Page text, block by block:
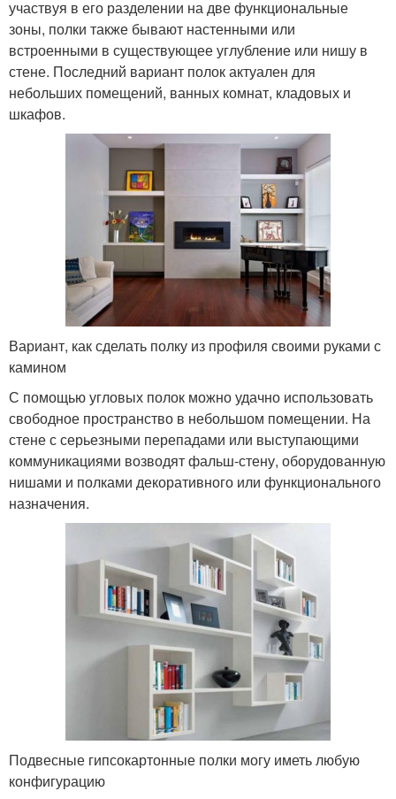
участвуя в его разделении на две функциональные
зоны, полки также бывают настенными или
встроенными в существующее углубление или нишу в
стене. Последний вариант полок актуален для
небольших помещений, ванных комнат, кладовых и
шкафов.
Вариант, как сделать полку из профиля своими руками с
камином
С помощью угловых полок можно удачно использовать
свободное пространство в небольшом помещении. На
стене с серьезными перепадами или выступающими
коммуникациями возводят фальш-стену, оборудованную
нишами и полками декоративного или функционального
назначения.
Подвесные гипсокартонные полки могу иметь любую
конфигурацию